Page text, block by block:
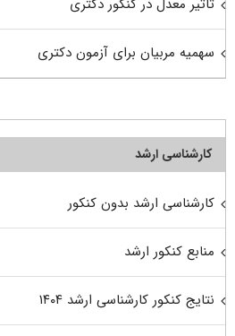
تاثیر معدل در کنکور دکتری
سهمیه مربیان برای آزمون دکتری
کارشناسی ارشد
کارشناسی ارشد بدون کنکور
منابع کنکور ارشد
نتایج کنکور کارشناسی ارشد ۱۴۰۴